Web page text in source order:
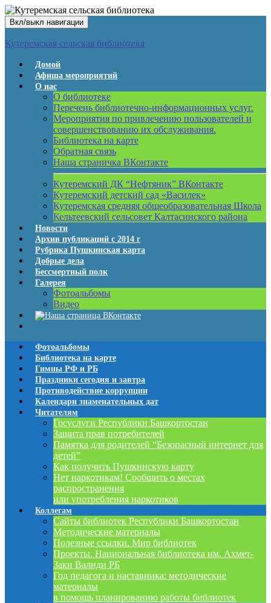
Вкл/выкл навигации
Кутеремская сельская библиотека
Домой
Афиша мероприятий
О нас
О библиотеке
Перечень библиотечно-информационных услуг.
Мероприятия по привлечению пользователей и
совершенствованию их обслуживания.
Библиотека на карте
Обратная связь
Наша страничка ВКонтакте
Кутеремский ДК “Нефтяник” ВКонтакте
Кутеремский детский сад «Василек»
Кутеремская средняя общеобразовательная Школа
Кельтеевский сельсовет Калтасинского района
Новости
Архив публикаций с 2014 г
Рубрика Пушкинская карта
Добрые дела
Бессмертный полк
Галерея
Фотоальбомы
Видео
Фотоальбомы
Библиотека на карте
Гимны РФ и РБ
Праздники сегодня и завтра
Противодействие коррупции
Календари знаменательных дат
Читателям
Госуслуги Республики Башкортостан
Защита прав потребителей
Памятка для родителей “Безопасный интернет для
детей”
Как получить Пушкинскую карту
Нет наркотикам! Сообщить о местах
распространения
или употребления наркотиков
Коллегам
Сайты библиотек Республики Башкортостан
Методические материалы
Полезные ссылки. Мир библиотек
Проекты. Национальная библиотека им. Ахмет-
Заки Валиди РБ
Год педагога и наставника: методические
материалы
в помощь планированию работы библиотек